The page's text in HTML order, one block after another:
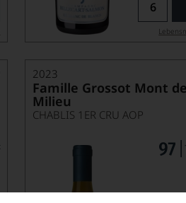
2023
Famille Grossot Mont de
Milieu
CHABLIS 1ER CRU AOP